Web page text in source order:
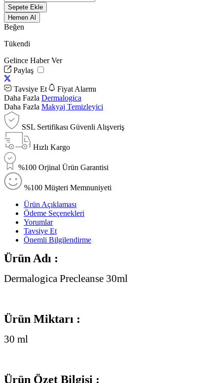
Sepete Ekle
Hemen Al
Beğen
Tükendi
Gelince Haber Ver
Paylaş
Tavsiye Et
Fiyat Alarmı
Daha Fazla Dermalogica
Daha Fazla Makyaj Temizleyici
SSL Sertifikası Güvenli Alışveriş
Hızlı Kargo
%100 Orjinal Ürün Garantisi
%100 Müşteri Memnuniyeti
Ürün Açıklaması
Ödeme Seçenekleri
Yorumlar
Tavsiye Et
Önemli Bilgilendirme
Ürün Adı :
Dermalogica Precleanse 30ml
Ürün Miktarı :
30 ml
Ürün Özet Bilgisi :